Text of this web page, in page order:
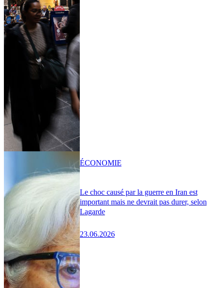
Le choc causé par la guerre en Iran est
important mais ne devrait pas durer, selon
Lagarde
23.06.2026
ÉCONOMIE